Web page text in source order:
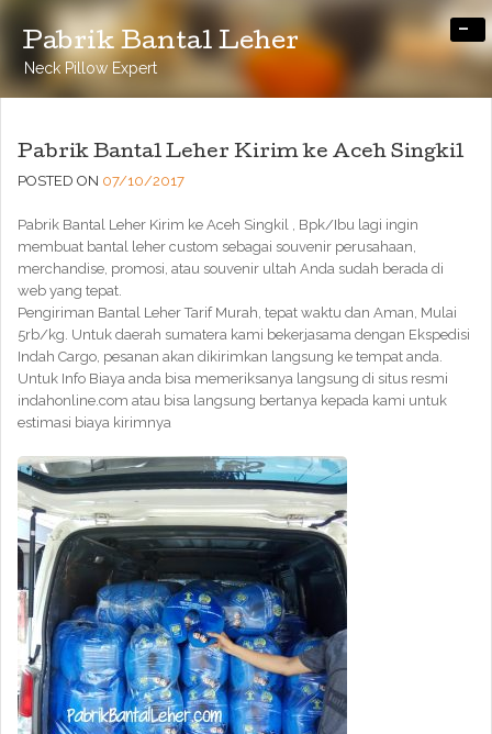
Pabrik Bantal Leher
Neck Pillow Expert
-
Pabrik Bantal Leher Kirim ke Aceh Singkil
POSTED ON 07/10/2017
Pabrik Bantal Leher Kirim ke Aceh Singkil , Bpk/Ibu lagi ingin
membuat bantal leher custom sebagai souvenir perusahaan,
merchandise, promosi, atau souvenir ultah Anda sudah berada di
web yang tepat.
Pengiriman Bantal Leher Tarif Murah, tepat waktu dan Aman, Mulai
5rb/kg. Untuk daerah sumatera kami bekerjasama dengan Ekspedisi
Indah Cargo, pesanan akan dikirimkan langsung ke tempat anda.
Untuk Info Biaya anda bisa memeriksanya langsung di situs resmi
indahonline.com atau bisa langsung bertanya kepada kami untuk
estimasi biaya kirimnya